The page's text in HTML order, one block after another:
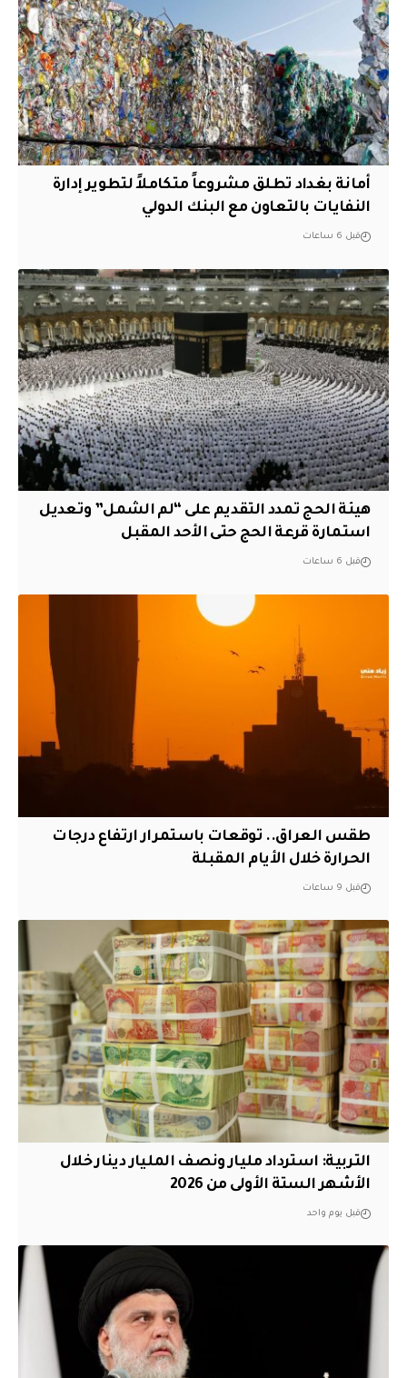
أمانة بغداد تطلق مشروعاً متكاملاً لتطوير إدارة
النفايات بالتعاون مع البنك الدولي
قبل 6 ساعات
هيئة الحج تمدد التقديم على “لم الشمل” وتعديل
استمارة قرعة الحج حتى الأحد المقبل
قبل 6 ساعات
طقس العراق.. توقعات باستمرار ارتفاع درجات
الحرارة خلال الأيام المقبلة
قبل 9 ساعات
التربية: استرداد مليار ونصف المليار دينار خلال
الأشهر الستة الأولى من 2026
قبل يوم واحد